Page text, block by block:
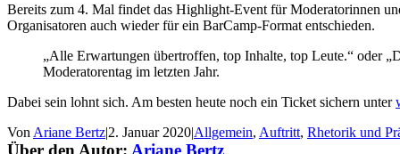
Bereits zum 4. Mal findet das Highlight-Event für Moderatorinnen
Organisatoren auch wieder für ein BarCamp-Format entschieden.
„Alle Erwartungen übertroffen, top Inhalte, top Leute.“ oder
Moderatorentag im letzten Jahr.
Dabei sein lohnt sich. Am besten heute noch ein Ticket sichern unter
Von Ariane Bertz|2. Januar 2020|Allgemein, Auftritt, Rhetorik und
Über den Autor: Ariane Bertz